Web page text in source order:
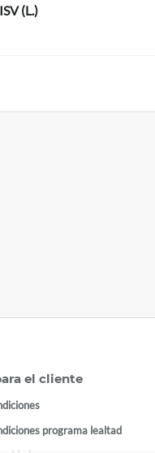
(L.)
el cliente
programa lealtad